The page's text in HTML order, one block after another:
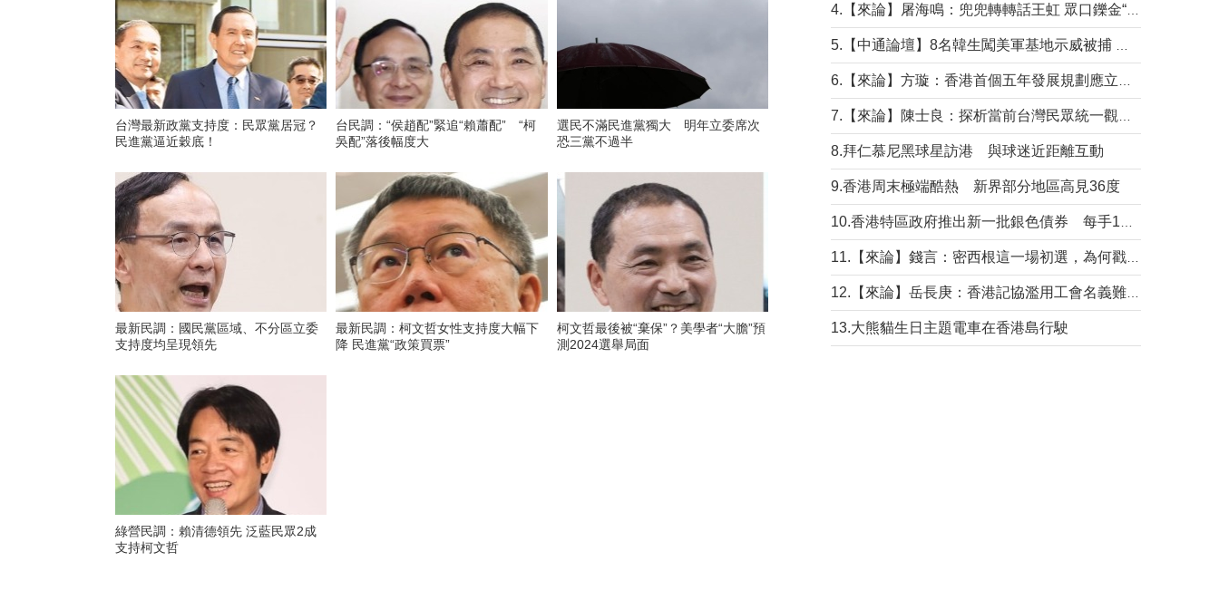
台灣最新政黨支持度：民眾黨居冠？
民進黨逼近穀底！
台民調：“侯趙配”緊追“賴蕭配” “柯
吳配”落後幅度大
選民不滿民進黨獨大 明年立委席次
恐三黨不過半
最新民調：國民黨區域、不分區立委
支持度均呈現領先
最新民調：柯文哲女性支持度大幅下
降 民進黨“政策買票”
柯文哲最後被“棄保”？美學者“大膽”預
測2024選舉局面
綠營民調：賴清德領先 泛藍民眾2成
支持柯文哲
8.拜仁慕尼黑球星訪港 與球迷近距離互動
9.香港周末極端酷熱 新界部分地區高見36度
13.大熊貓生日主題電車在香港島行駛